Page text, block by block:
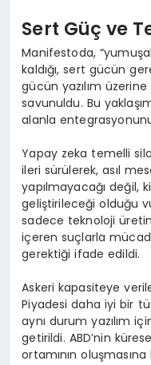
Sert Güç ve
Manifestoda,
kaldığı, sert gücün
gücün yazılım
savunuldu. Bu
alanla
Yapay zeka temelli
ileri sürülerek, asıl
yapılmayacağı değil,
geliştirileceği olduğu
sadece teknoloji
içeren suçlarla
gerektiği ifade edildi.
Askeri kapasiteye
Piyadesi daha iyi bir
aynı durum yazılım
getirildi. ABD’nin
ortamının